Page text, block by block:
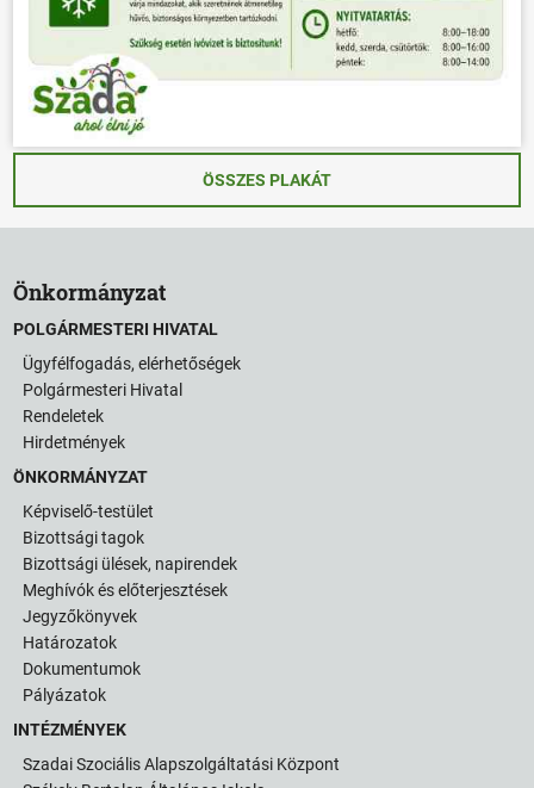
ÖSSZES PLAKÁT
Önkormányzat
POLGÁRMESTERI HIVATAL
Ügyfélfogadás, elérhetőségek
Polgármesteri Hivatal
Rendeletek
Hirdetmények
ÖNKORMÁNYZAT
Képviselő-testület
Bizottsági tagok
Bizottsági ülések, napirendek
Meghívók és előterjesztések
Jegyzőkönyvek
Határozatok
Dokumentumok
Pályázatok
INTÉZMÉNYEK
Szadai Szociális Alapszolgáltatási Központ